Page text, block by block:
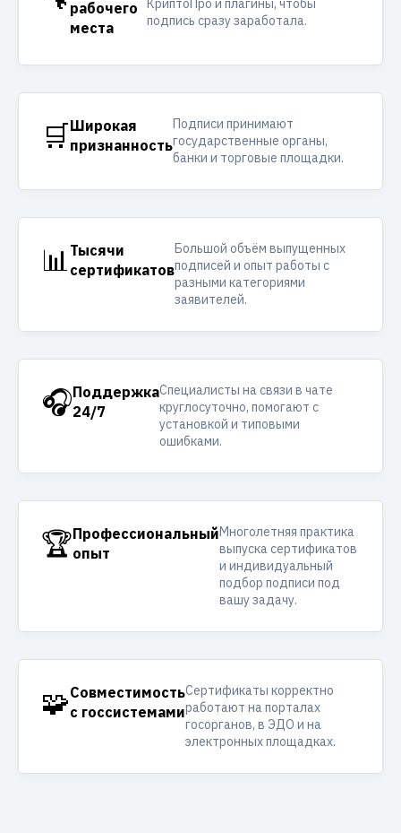
рабочего
места
КриптоПро и плагины, чтобы
подпись сразу заработала.
🛒Широкая
признанность
Подписи принимают
государственные органы,
банки и торговые площадки.
📊 Тысячи
сертификатов
Большой объём выпущенных
подписей и опыт работы с
разными категориями
заявителей.
🎧Поддержка
24/7
Специалисты на связи в чате
круглосуточно, помогают с
установкой и типовыми
ошибками.
🏆Профессиональный
опыт
Многолетняя практика
выпуска сертификатов
и индивидуальный
подбор подписи под
вашу задачу.
🧩Совместимость
с госсистемами
Сертификаты корректно
работают на порталах
госорганов, в ЭДО и на
электронных площадках.